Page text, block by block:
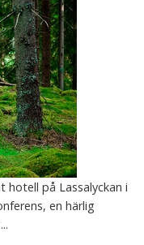
hotell på Lassalyckan i
en härlig